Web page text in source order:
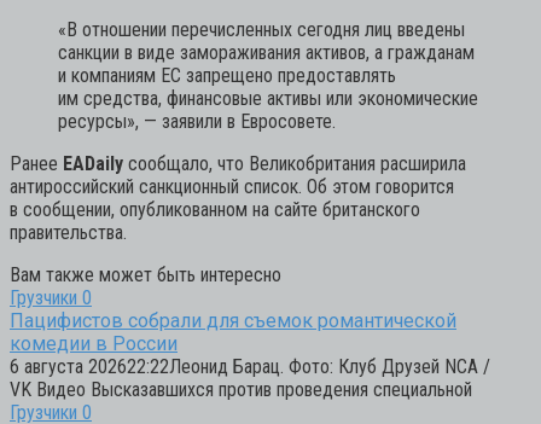
«В отношении перечисленных сегодня лиц введены
санкции в виде замораживания активов, а гражданам
и компаниям ЕС запрещено предоставлять
им средства, финансовые активы или экономические
ресурсы», — заявили в Евросовете.
Ранее EADaily сообщало, что Великобритания расширила
антироссийский санкционный список. Об этом говорится
в сообщении, опубликованном на сайте британского
правительства.
Вам также может быть интересно
Грузчики 0
Пацифистов собрали для съемок романтической
комедии в России
6 августа 202622:22Леонид Барац. Фото: Клуб Друзей NCA /
VK Видео Высказавшихся против проведения специальной
Грузчики 0